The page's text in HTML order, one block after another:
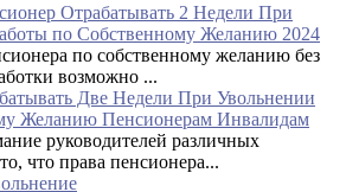
Отрабатывать 2 Недели При
по Собственному Желанию 2024
по собственному желанию без
возможно ...
Две Недели При Увольнении
Желанию Пенсионерам Инвалидам
руководителей различных
что права пенсионера...